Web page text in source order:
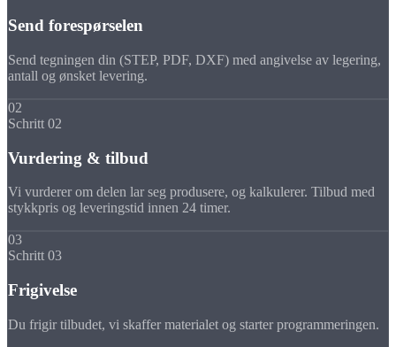
Send forespørselen
Send tegningen din (STEP, PDF, DXF) med angivelse av legering,
antall og ønsket levering.
02
Schritt 02
Vurdering & tilbud
Vi vurderer om delen lar seg produsere, og kalkulerer. Tilbud med
stykkpris og leveringstid innen 24 timer.
03
Schritt 03
Frigivelse
Du frigir tilbudet, vi skaffer materialet og starter programmeringen.